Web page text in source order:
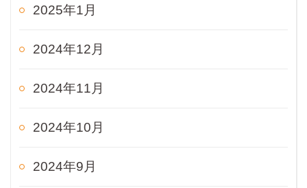
2025年1月
2024年12月
2024年11月
2024年10月
2024年9月